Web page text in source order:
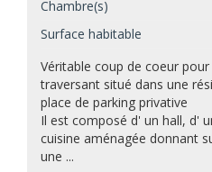
Chambre(s)
Surface habitable
Véritable coup de coeur
traversant situé dans une
place de parking privative
Il est composé d' un hall, d'
cuisine aménagée donnant
une ...